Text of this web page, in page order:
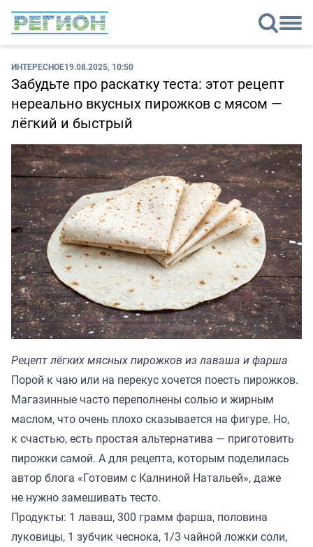
ИНТЕРЕСНОЕ19.08.2025, 10:50
Забудьте про раскатку теста: этот рецепт
нереально вкусных пирожков с мясом —
лёгкий и быстрый
Рецепт лёгких мясных пирожков из лаваша и фарша
Порой к чаю или на перекус хочется поесть пирожков.
Магазинные часто переполнены солью и жирным
маслом, что очень плохо сказывается на фигуре. Но,
к счастью, есть простая альтернатива — приготовить
пирожки самой. А для рецепта, которым поделилась
автор блога «Готовим с Калниной Натальей», даже
не нужно замешивать тесто.
Продукты: 1 лаваш, 300 грамм фарша, половина
луковицы, 1 зубчик чеснока, 1/3 чайной ложки соли,